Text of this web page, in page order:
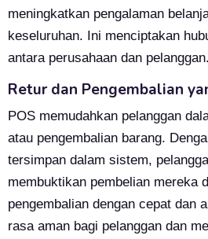
meningkatkan pengalaman
keseluruhan. Ini menciptakan
antara perusahaan dan pelanggan.
Retur dan Pengembalian
POS memudahkan pelanggan
atau pengembalian barang.
tersimpan dalam sistem,
membuktikan pembelian mereka
pengembalian dengan cepat dan
rasa aman bagi pelanggan dan